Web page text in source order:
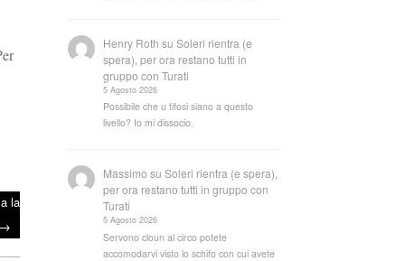
la
→
Henry Roth suSoleri rientra (e
spera), per ora restano tutti in
gruppo con Turati
5 Agosto 2026
Possibile che u tifosi siano a questo
livello? Io mi dissocio.
Massimo suSoleri rientra (e spera),
per ora restano tutti in gruppo con
Turati
5 Agosto 2026
Servono cloun al circo potete
accomodarvi visto lo schifo con cui avete